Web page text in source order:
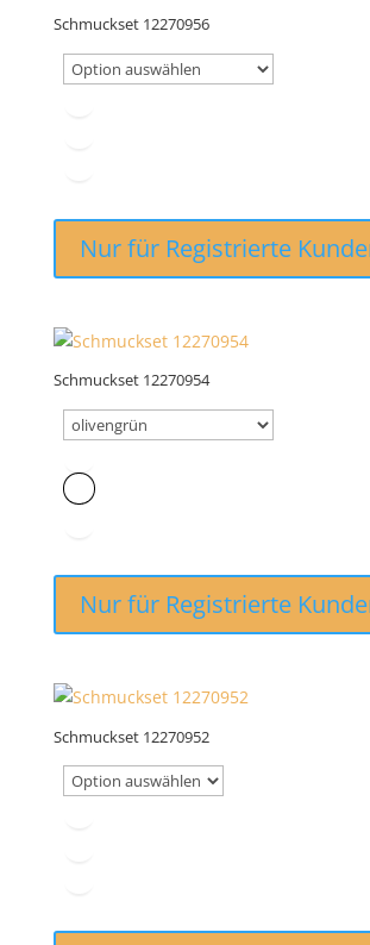
Schmuckset 12270956
Nur für Registrierte
Schmuckset 12270954
Nur für Registrierte
Schmuckset 12270952